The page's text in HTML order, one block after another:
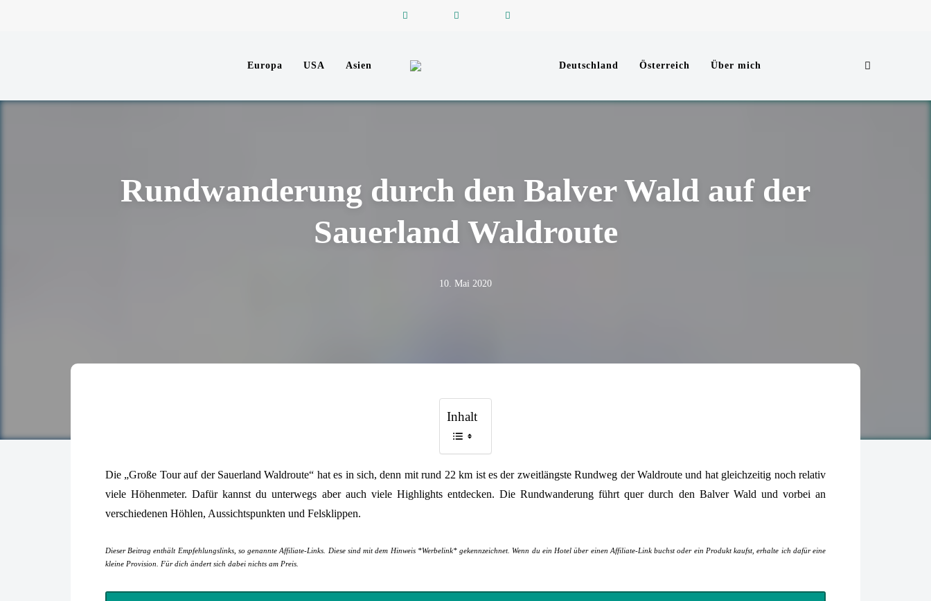
Europa USA Asien Deutschland Österreich Über mich
Search
Rundwanderung durch den Balver Wald auf der
Sauerland Waldroute
10. Mai 2020
Inhalt
Die „Große Tour auf der Sauerland Waldroute“ hat es in sich, denn mit rund 22 km ist es der zweitlängste Rundweg der Waldroute und hat gleichzeitig noch relativ
viele Höhenmeter. Dafür kannst du unterwegs aber auch viele Highlights entdecken. Die Rundwanderung führt quer durch den Balver Wald und vorbei an
verschiedenen Höhlen, Aussichtspunkten und Felsklippen.
Dieser Beitrag enthält Empfehlungslinks, so genannte Affiliate-Links. Diese sind mit dem Hinweis *Werbelink* gekennzeichnet. Wenn du ein Hotel über einen Affiliate-Link buchst oder ein Produkt kaufst, erhalte ich dafür eine
kleine Provision. Für dich ändert sich dabei nichts am Preis.